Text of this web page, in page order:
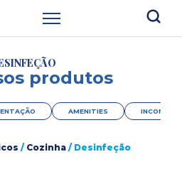
produtos
AMENITIES
/ Cozinha / Desinfeção